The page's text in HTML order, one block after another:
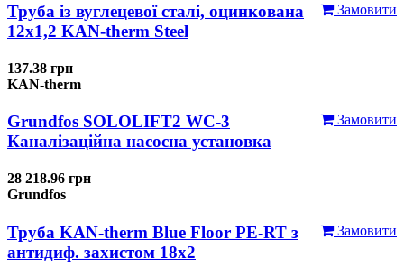
Замовити
Труба із вуглецевої сталі, оцинкована
12x1,2 KAN-therm Steel
137.38 грн
KAN-therm
Замовити
Grundfos SOLOLIFT2 WC-3
Каналізаційна насосна установка
28 218.96 грн
Grundfos
Замовити
Труба KAN-therm Blue Floor PE-RT з
антидиф. захистом 18х2